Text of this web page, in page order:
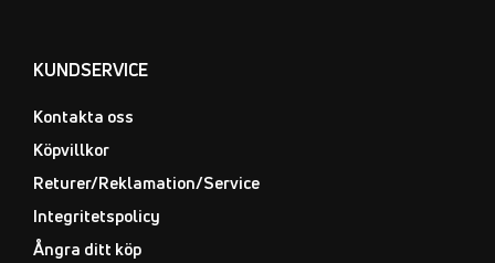
KUNDSERVICE
Kontakta oss
Köpvillkor
Returer/Reklamation/Service
Integritetspolicy
Ångra ditt köp